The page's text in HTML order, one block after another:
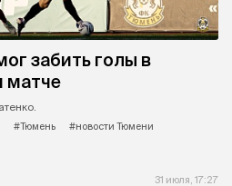
забить голы в
матче
#Тюмень
#новости Тюмени
31 июля, 17:27